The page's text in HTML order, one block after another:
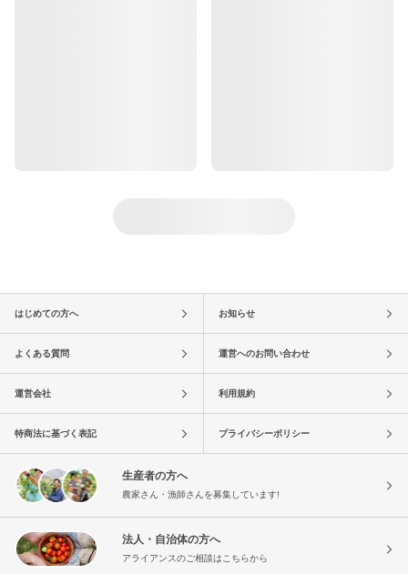
はじめての方へ お知らせ
よくある質問 運営へのお問い合わせ
運営会社 利用規約
特商法に基づく表記 プライバシーポリシー
生産者の方へ
農家さん・漁師さんを募集しています!
法人・自治体の方へ
アライアンスのご相談はこちらから